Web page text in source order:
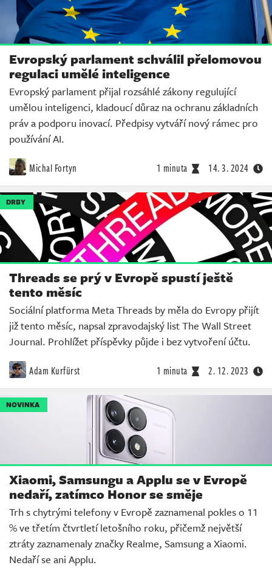
Evropský parlament schválil přelomovou
regulaci umělé inteligence
Evropský parlament přijal rozsáhlé zákony regulující
umělou inteligenci, kladoucí důraz na ochranu základních
práv a podporu inovací. Předpisy vytváří nový rámec pro
používání AI.
Michal Fortyn 1 minuta 14. 3. 2024
DRBY
Threads se prý v Evropě spustí ještě
tento měsíc
Sociální platforma Meta Threads by měla do Evropy přijít
již tento měsíc, napsal zpravodajský list The Wall Street
Journal. Prohlížet příspěvky půjde i bez vytvoření účtu.
Adam Kurfürst 1 minuta 2. 12. 2023
NOVINKA
Xiaomi, Samsungu a Applu se v Evropě
nedaří, zatímco Honor se směje
Trh s chytrými telefony v Evropě zaznamenal pokles o 11
% ve třetím čtvrtletí letošního roku, přičemž největší
ztráty zaznamenaly značky Realme, Samsung a Xiaomi.
Nedaří se ani Applu.